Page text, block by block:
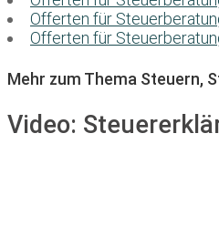
Offerten für
Offerten für
Mehr zum Thema Steuern,
Video: